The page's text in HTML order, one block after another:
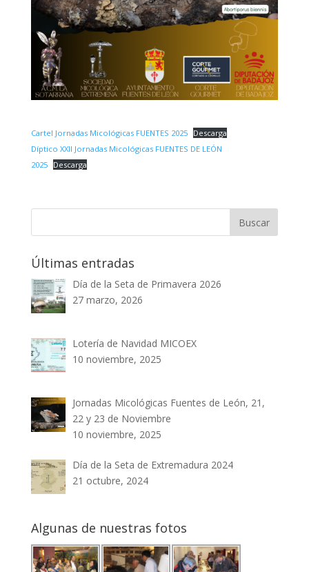
Cartel Jornadas Micológicas FUENTES 2025
Descarga
Díptico XXII Jornadas Micológicas FUENTES DE LEÓN
2025
Descarga
Últimas entradas
Día de la Seta de Primavera 2026
27 marzo, 2026
Lotería de Navidad MICOEX
10 noviembre, 2025
Jornadas Micológicas Fuentes de León, 21,
22 y 23 de Noviembre
10 noviembre, 2025
Día de la Seta de Extremadura 2024
21 octubre, 2024
Algunas de nuestras fotos